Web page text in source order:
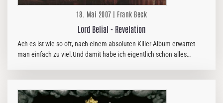
18. Mai 2007 | Frank Beck
Lord Belial - Revelation
Ach es ist wie so oft, nach einem absoluten Killer-Album erwartet
man einfach zu viel.Und damit habe ich eigentlich schon alles